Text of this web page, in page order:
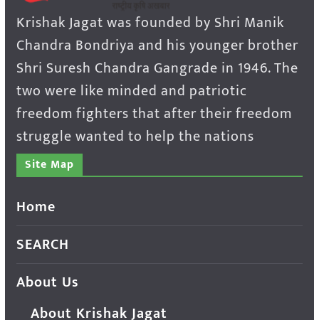
Krishak Jagat was founded by Shri Manik
Chandra Bondriya and his younger brother
Shri Suresh Chandra Gangrade in 1946. The
two were like minded and patriotic
freedom fighters that after their freedom
struggle wanted to help the nations
Site Map
Home
SEARCH
About Us
About Krishak Jagat